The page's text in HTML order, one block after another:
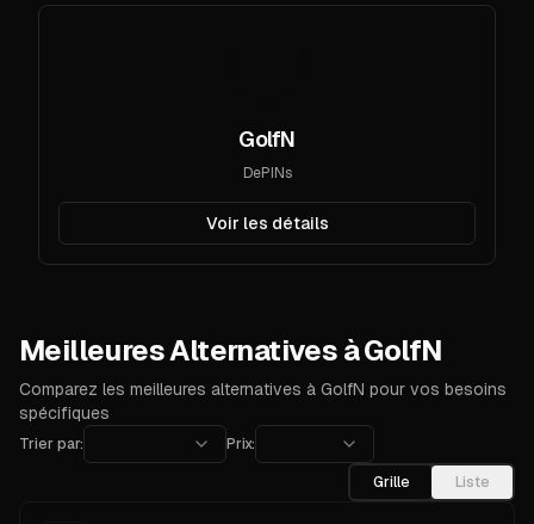
GolfN
DePINs
Voir les détails
Meilleures Alternatives à GolfN
Comparez les meilleures alternatives à GolfN pour vos besoins
spécifiques
Trier par:
Prix:
Grille
Liste